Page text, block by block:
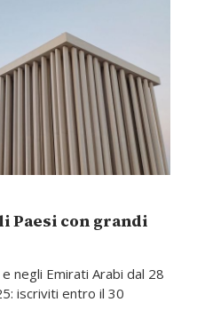
Paesi con grandi
negli Emirati Arabi dal 28
iscriviti entro il 30